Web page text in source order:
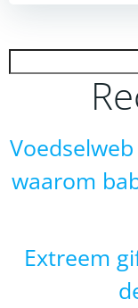
waarom
Extreem